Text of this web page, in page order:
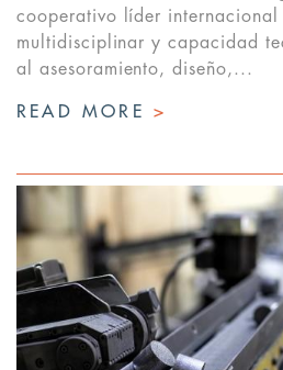
cooperativo líder internacional
multidisciplinar y capacidad
al asesoramiento, diseño,...
READ MORE >